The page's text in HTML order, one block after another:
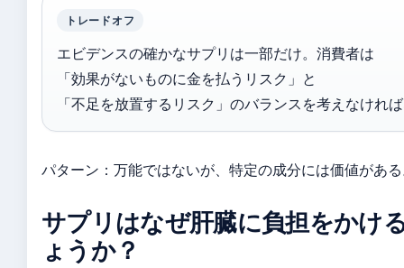
トレードオフ
エビデンスの確かなサプリは一部だけ。消費者は
「効果がないものに金を払うリスク」と
「不足を放置するリスク」のバランスを考えなけれ
パターン：万能ではないが、特定の成分には価値があ
サプリはなぜ肝臓に負担をかけ
ょうか？